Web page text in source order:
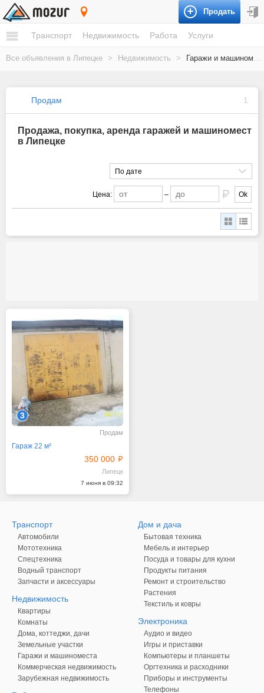
Продать
Транспорт Недвижимость Работа Услуги
Все объявления в Липецке > Недвижимость > Гаражи и машиноместа
Продам 1
Продажа, покупка, аренда гаражей и машиномест
в Липецке
По дате
Цена: – Ok
3
Продам
Гараж 22 м²
350 000
Липецк
7 июня в 09:32
Транспорт
Автомобили
Мототехника
Спецтехника
Водный транспорт
Запчасти и аксессуары
Недвижимость
Квартиры
Комнаты
Дома, коттеджи, дачи
Земельные участки
Гаражи и машиноместа
Коммерческая недвижимость
Зарубежная недвижимость
Дом и дача
Бытовая техника
Мебель и интерьер
Посуда и товары для кухни
Продукты питания
Ремонт и строительство
Растения
Текстиль и ковры
Электроника
Аудио и видео
Игры и приставки
Компьютеры и планшеты
Оргтехника и расходники
Приборы и инструменты
Телефоны